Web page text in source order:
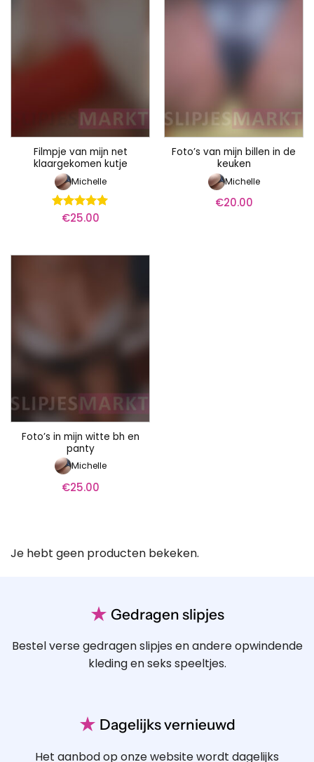
Filmpje van mijn net
klaargekomen kutje
Michelle
Waardering
€25.00
Foto’s van mijn billen in de
keuken
Michelle
€20.00
Foto’s in mijn witte bh en
panty
Michelle
€25.00
Je hebt geen producten bekeken.
★ Gedragen slipjes
Bestel verse gedragen slipjes en andere opwindende
kleding en seks speeltjes.
★ Dagelijks vernieuwd
Het aanbod op onze website wordt dagelijks